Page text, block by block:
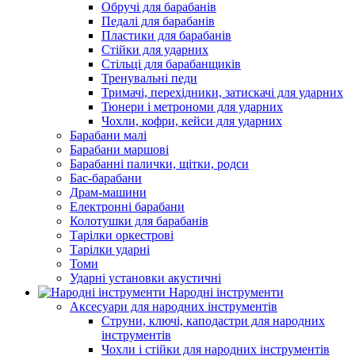
Обручі для барабанів
Педалі для барабанів
Пластики для барабанів
Стійки для ударних
Стільці для барабанщиків
Тренувальні педи
Тримачі, перехідники, затискачі для ударних
Тюнери і метрономи для ударних
Чохли, кофри, кейси для ударних
Барабани малі
Барабани маршові
Барабанні палички, щітки, родси
Бас-барабани
Драм-машини
Електронні барабани
Колотушки для барабанів
Тарілки оркестрові
Тарілки ударні
Томи
Ударні установки акустичні
Народні інструменти
Аксесуари для народних інструментів
Струни, ключі, каподастри для народних
інструментів
Чохли і стійки для народних інструментів